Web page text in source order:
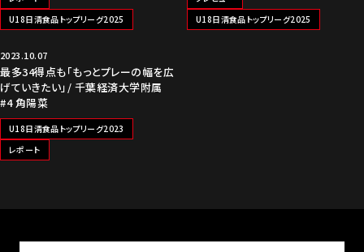
U18日清食品トップリーグ2025
U18日清食品トップリーグ2025
2023.10.07
最多34得点も「もっとプレーの幅を広
げていきたい」/ 千葉経済大学附属
#4 角陽菜
U18日清食品トップリーグ2023
レポート